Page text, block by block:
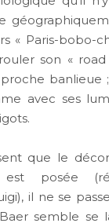
« Paris-bobo-
son «
banlieue
avec ses
que le
est posée
il ne se
semble se